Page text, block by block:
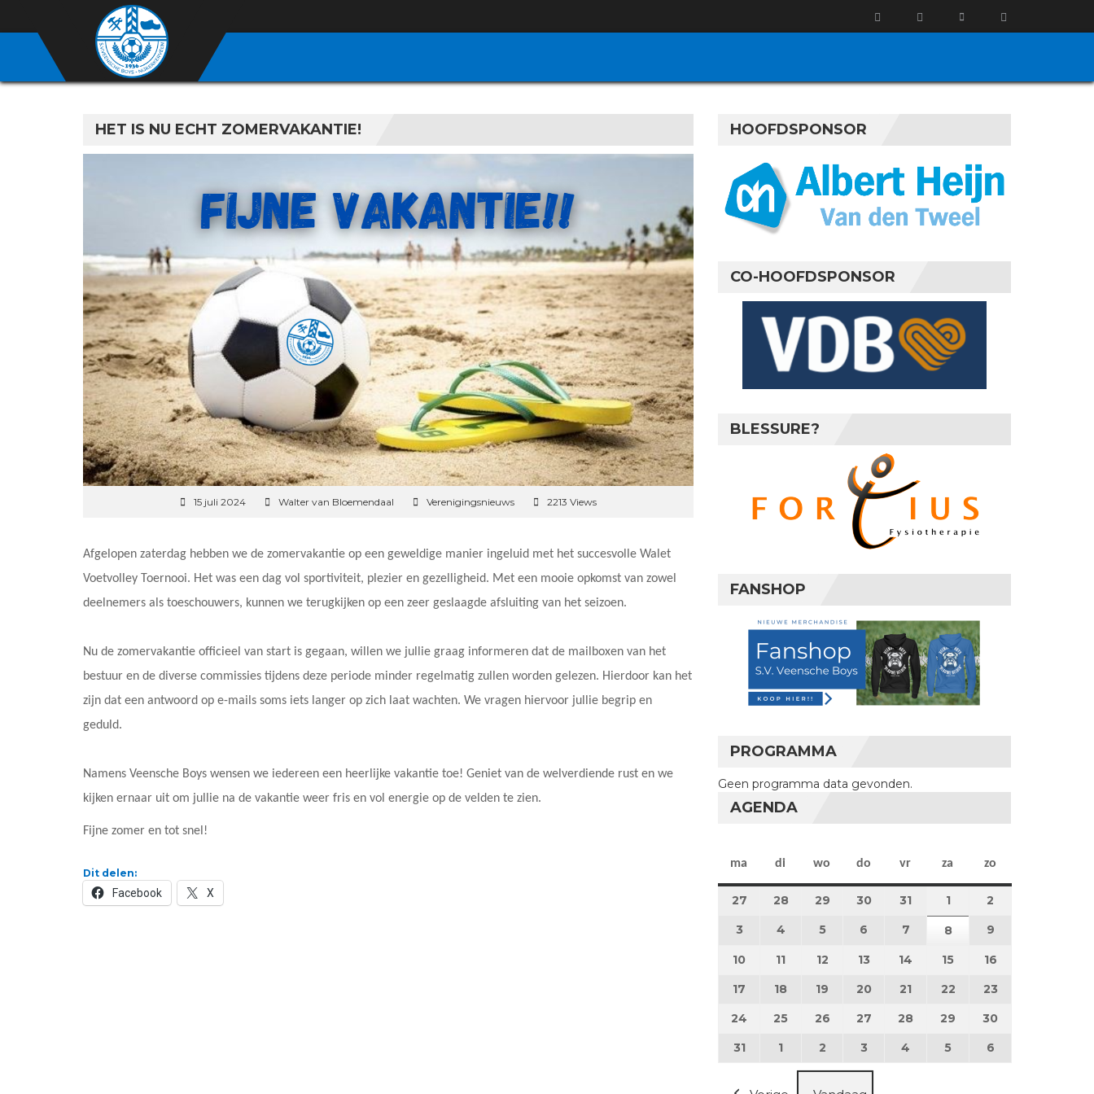
HET IS NU ECHT ZOMERVAKANTIE!
15 juli 2024 Walter van Bloemendaal Verenigingsnieuws 2213 Views
Afgelopen zaterdag hebben we de zomervakantie op een geweldige manier ingeluid met het succesvolle Walet
Voetvolley Toernooi. Het was een dag vol sportiviteit, plezier en gezelligheid. Met een mooie opkomst van zowel
deelnemers als toeschouwers, kunnen we terugkijken op een zeer geslaagde afsluiting van het seizoen.
Nu de zomervakantie officieel van start is gegaan, willen we jullie graag informeren dat de mailboxen van het
bestuur en de diverse commissies tijdens deze periode minder regelmatig zullen worden gelezen. Hierdoor kan het
zijn dat een antwoord op e-mails soms iets langer op zich laat wachten. We vragen hiervoor jullie begrip en
geduld.
Namens Veensche Boys wensen we iedereen een heerlijke vakantie toe! Geniet van de welverdiende rust en we
kijken ernaar uit om jullie na de vakantie weer fris en vol energie op de velden te zien.
Fijne zomer en tot snel!
Dit delen:
Facebook X
HOOFDSPONSOR
CO-HOOFDSPONSOR
BLESSURE?
FANSHOP
PROGRAMMA
Geen programma data gevonden.
AGENDA
ma maandag
di dinsdag
wo woensdag
do donderdag
vr vrijdag
za zaterdag
zo
27 27 juli 2026
28 28 juli 2026
29 29 juli 2026
3030 juli 2026
31 31 juli 2026
11 augustus 2026
2
3 3 augustus 2026
4 4 augustus 2026
55 augustus 2026
6 6 augustus 2026
7 7 augustus 2026
88 augustus 2026
9
10 10 augustus 2026
11 11 augustus 2026
12 12 augustus 2026
13 13 augustus 2026
14 14 augustus 2026
15 15 augustus 2026
16
17 17 augustus 2026
18 18 augustus 2026
19 19 augustus 2026
20 20 augustus 2026
21 21 augustus 2026
22 22 augustus 2026
23
24 24 augustus 2026
25 25 augustus 2026
26 26 augustus 2026
27 27 augustus 2026
28 28 augustus 2026
29 29 augustus 2026
30
3131 augustus 2026
1 1 september 2026
2 2 september 2026
3 3 september 2026
4 4 september 2026
5 5 september 2026
6